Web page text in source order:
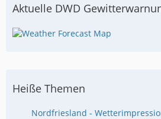
Aktuelle DWD
Heiße Themen
Nordfriesland -